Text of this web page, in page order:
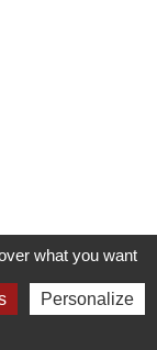
what you want
Personalize